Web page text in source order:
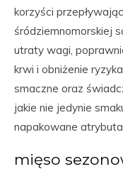
korzyści
śródziemnomorskiej
utraty wagi,
krwi i obniżenie
smaczne oraz
jakie nie jedynie
napakowane
mięso